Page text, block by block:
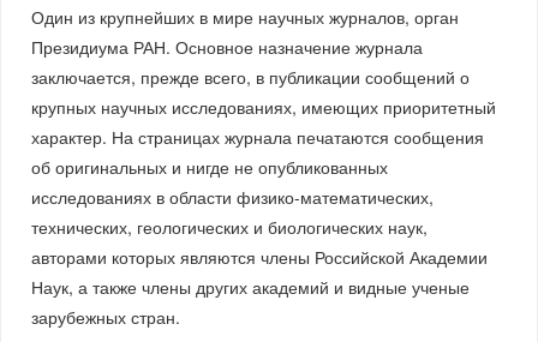
Один из крупнейших в мире научных журналов, орган
Президиума РАН. Основное назначение журнала
заключается, прежде всего, в публикации сообщений о
крупных научных исследованиях, имеющих приоритетный
характер. На страницах журнала печатаются сообщения
об оригинальных и нигде не опубликованных
исследованиях в области физико-математических,
технических, геологических и биологических наук,
авторами которых являются члены Российской Академии
Наук, а также члены других академий и видные ученые
зарубежных стран.